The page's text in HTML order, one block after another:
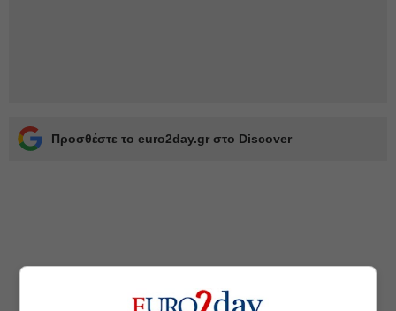
Προσθέστε το euro2day.gr στο Discover